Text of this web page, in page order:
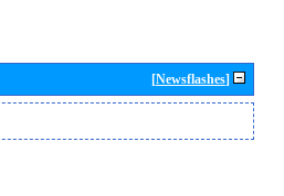
[Newsflashes]